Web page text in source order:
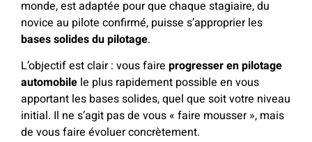
monde, est adaptée pour que chaque stagiaire, du
novice au pilote confirmé, puisse s’approprier les
bases solides du pilotage.
L’objectif est clair : vous faire progresser en pilotage
automobile le plus rapidement possible en vous
apportant les bases solides, quel que soit votre niveau
initial. Il ne s’agit pas de vous « faire mousser », mais
de vous faire évoluer concrètement.